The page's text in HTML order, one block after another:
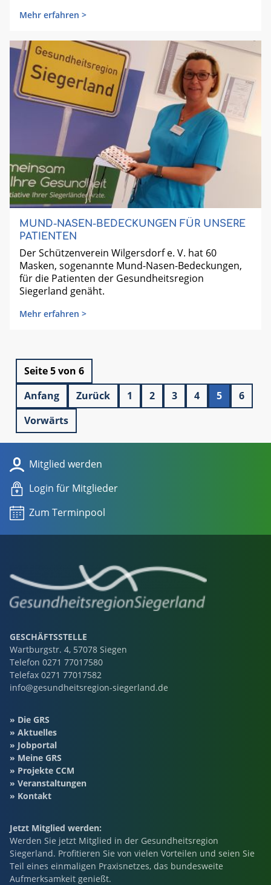
Mehr erfahren >
MUND-NASEN-BEDECKUNGEN FÜR UNSERE
PATIENTEN
Der Schützenverein Wilgersdorf e. V. hat 60
Masken, sogenannte Mund-Nasen-Bedeckungen,
für die Patienten der Gesundheitsregion
Siegerland genäht.
Mehr erfahren >
Seite 5 von 6
Anfang
Zurück 1 2 3 4 5
6
Vorwärts
Mitglied werden
Login für Mitglieder
Zum Terminpool
GESCHÄFTSSTELLE
Wartburgstr. 4, 57078 Siegen
Telefon 0271 77017580
Telefax 0271 77017582
info@gesundheitsregion-siegerland.de
Die GRS
Aktuelles
Jobportal
Meine GRS
Projekte CCM
Veranstaltungen
Kontakt
Jetzt Mitglied werden:
Werden Sie jetzt Mitglied in der Gesundheitsregion
Siegerland. Profitieren Sie von vielen Vorteilen und seien Sie
Teil eines einmaligen Praxisnetzes, das bundesweite
Aufmerksamkeit genießt.